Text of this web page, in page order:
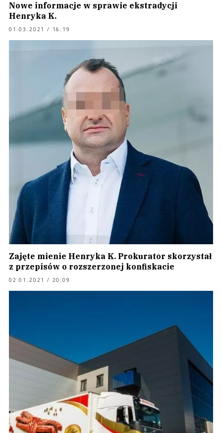
Nowe informacje w sprawie ekstradycji
Henryka K.
01.03.2021 / 16:19
Zajęte mienie Henryka K. Prokurator skorzystał
z przepisów o rozszerzonej konfiskacie
02.01.2021 / 20:09